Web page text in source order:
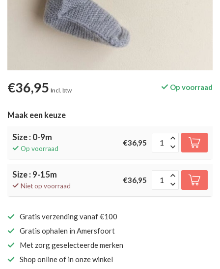
€36,95 Incl. btw Op voorraad
Maak een keuze
Size : 0-9m
Op voorraad
€36,95
Size : 9-15m
Niet op voorraad
€36,95
Gratis verzending vanaf €100
Gratis ophalen in Amersfoort
Met zorg geselecteerde merken
Shop online of in onze winkel